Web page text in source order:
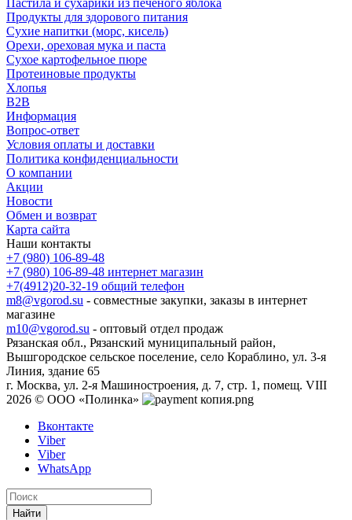
Продукты для здорового питания
Сухие напитки (морс, кисель)
Орехи, ореховая мука и паста
Сухое картофельное пюре
Протеиновые продукты
Хлопья
B2B
Информация
Вопрос-ответ
Условия оплаты и доставки
Политика конфиденциальности
О компании
Акции
Новости
Обмен и возврат
Карта сайта
Наши контакты
+7 (980) 106-89-48
+7 (980) 106-89-48 интернет магазин
+7(4912)20-32-19 общий телефон
m8@vgorod.su - совместные закупки, заказы в интернет
магазине
m10@vgorod.su - оптовый отдел продаж
Рязанская обл., Рязанский муниципальный район,
Вышгородское сельское поселение, село Кораблино, ул. 3-я
Линия, здание 65
г. Москва, ул. 2-я Машиностроения, д. 7, стр. 1, помещ. VIII
2026 © ООО «Полинка»
Вконтакте
Viber
Viber
WhatsApp
Найти